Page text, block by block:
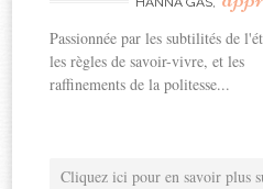
Passionnée par les subtilités de
les règles de savoir-vivre, et les
raffinements de la politesse...
Cliquez ici pour en savoir plus